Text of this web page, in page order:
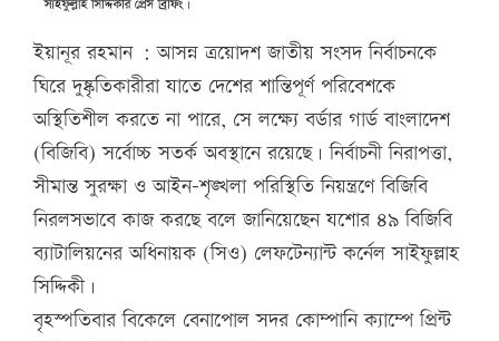
ইয়ানূর রহমান : আসন্ন ত্রয়োদশ জাতীয় সংসদ নির্বাচনকে
ঘিরে দুষ্কৃতিকারীরা যাতে দেশের শান্তিপূর্ণ পরিবেশকে
অস্থিতিশীল করতে না পারে, সে লক্ষ্যে বর্ডার গার্ড বাংলাদেশ
(বিজিবি) সর্বোচ্চ সতর্ক অবস্থানে রয়েছে। নির্বাচনী নিরাপত্তা,
সীমান্ত সুরক্ষা ও আইন-শৃঙ্খলা পরিস্থিতি নিয়ন্ত্রণে বিজিবি
নিরলসভাবে কাজ করছে বলে জানিয়েছেন যশোর ৪৯ বিজিবি
ব্যাটালিয়নের অধিনায়ক (সিও) লেফটেন্যান্ট কর্নেল সাইফুল্লাহ
সিদ্দিকী।
বৃহস্পতিবার বিকেলে বেনাপোল সদর কোম্পানি ক্যাম্পে প্রিন্ট